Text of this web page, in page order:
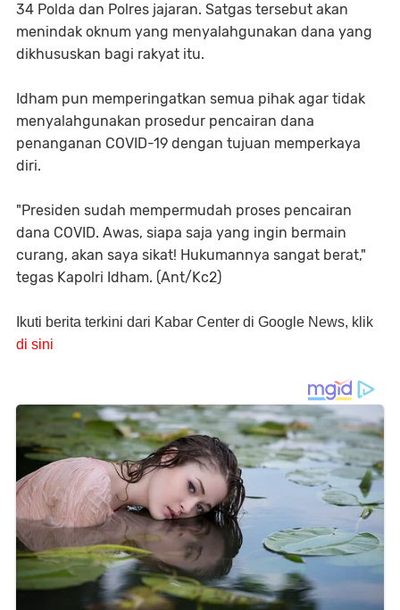
34 Polda dan Polres jajaran. Satgas tersebut akan
menindak oknum yang menyalahgunakan dana yang
dikhususkan bagi rakyat itu.
Idham pun memperingatkan semua pihak agar tidak
menyalahgunakan prosedur pencairan dana
penanganan COVID-19 dengan tujuan memperkaya
diri.
"Presiden sudah mempermudah proses pencairan
dana COVID. Awas, siapa saja yang ingin bermain
curang, akan saya sikat! Hukumannya sangat berat,"
tegas Kapolri Idham. (Ant/Kc2)
Ikuti berita terkini dari Kabar Center di Google News, klik
di sini